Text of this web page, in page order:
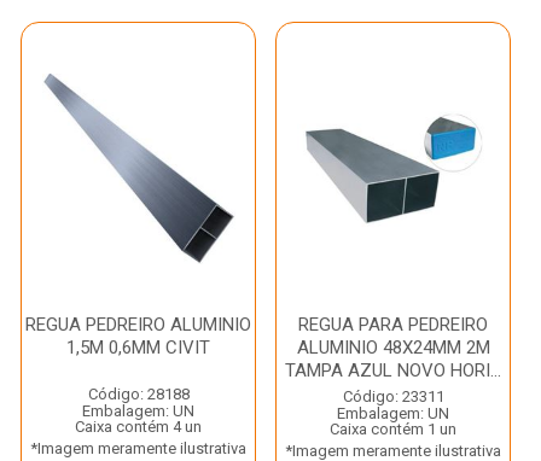
REGUA PEDREIRO ALUMINIO
1,5M 0,6MM CIVIT
Código: 28188
Embalagem: UN
Caixa contém 4 un
*Imagem meramente ilustrativa
REGUA PARA PEDREIRO
ALUMINIO 48X24MM 2M
TAMPA AZUL NOVO HORI...
Código: 23311
Embalagem: UN
Caixa contém 1 un
*Imagem meramente ilustrativa